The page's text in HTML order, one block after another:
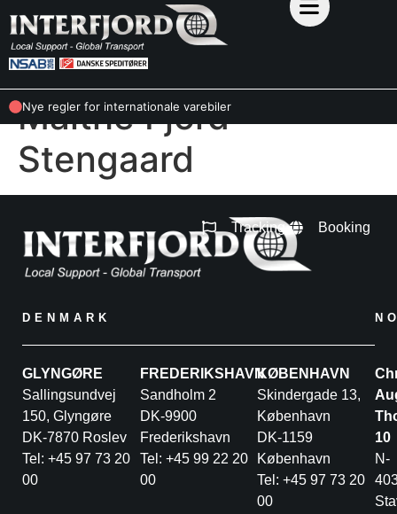
Nye regler for internationale varebiler
Malthe Fjord
Stengaard
Tracking Booking
DENMARK
GLYNGØRE
Sallingsundvej
150, Glyngøre
DK-7870 Roslev
Tel: +45 97 73 20
00
FREDERIKSHAVN
Sandholm 2
DK-9900
Frederikshavn
Tel: +45 99 22 20
00
KØBENHAVN
Skindergade 13,
København
DK-1159
København
Tel: +45 97 73 20
00
10
N-